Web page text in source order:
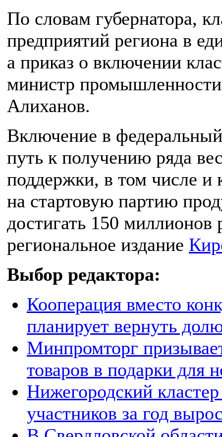
По словам губернатора,
предприятий региона в
а приказ о включении
министр
Алиханов.
Включение в федеральный
путь к получению ряда
поддержки, в том числе
на стартовую партию
достигать 150
региональное издание
Выбор редактора:
Кооперация вместо
планирует вернуть
Минпромторг
товаров в подарки для
Нижегородский
участников за год